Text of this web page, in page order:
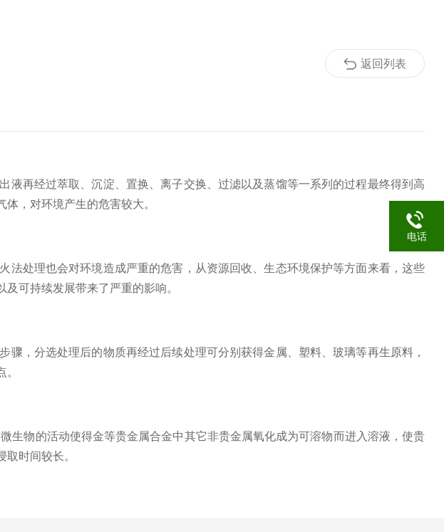
再经过萃取、沉淀、置换、离子交换、过滤以及蒸馏等一系列的过程最终得到高
，对环境产生的危害较大。
处理也会对环境造成严重的危害，从资源回收、生态环境保护等方面来看，这些
可持续发展带来了严重的影响。
，分选处理后的物质再经过后续处理可分别获得金属、塑料、玻璃等再生原料，
生物的活动使得金等贵金属合金中其它非贵金属氧化成为可溶物而进入溶液，使贵
时间较长。
返回列表
电话